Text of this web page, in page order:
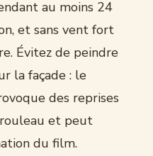
au moins 24
et sans vent fort
Évitez de peindre
la façade : le
des reprises
et peut
du film.